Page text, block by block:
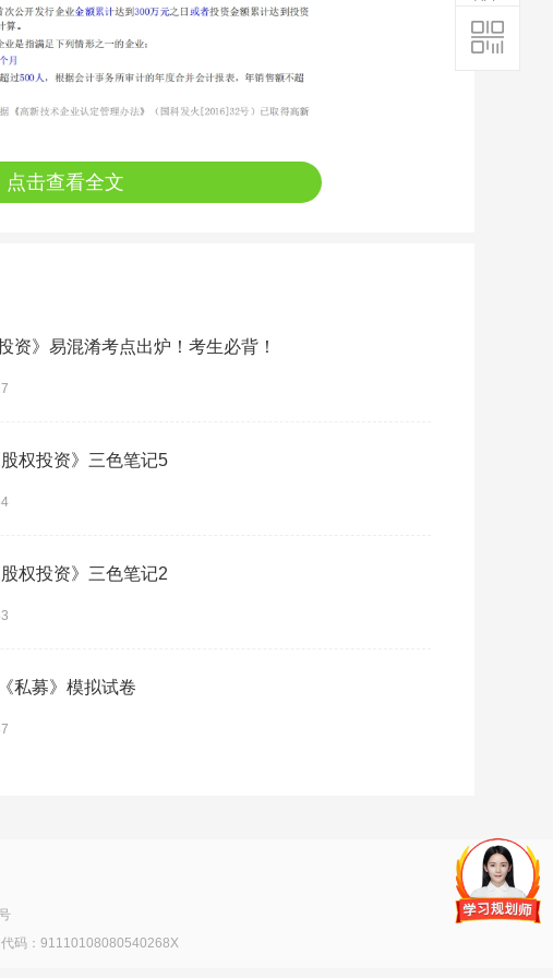
点击查看全文
资》易混淆考点出炉！考生必背！
权投资》三色笔记5
权投资》三色笔记2
私募》模拟试卷
码：91110108080540268X